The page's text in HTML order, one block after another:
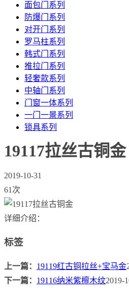
面包门系列
防爆门系列
对开门系列
罗马柱系列
韩式门系列
推拉门系列
轻奢款系列
中轴门系列
门窗一体系列
一门一景系列
锁具系列
19117拉丝古铜金
2019-10-31
61次
详细介绍：
标签
上一篇： 19119红古铜拉丝+宝马金
下一篇： 19116纳米紫檀木纹2019-